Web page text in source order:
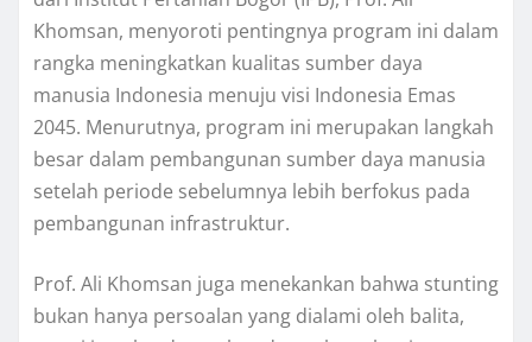
Khomsan, menyoroti pentingnya program ini dalam
rangka meningkatkan kualitas sumber daya
manusia Indonesia menuju visi Indonesia Emas
2045. Menurutnya, program ini merupakan langkah
besar dalam pembangunan sumber daya manusia
setelah periode sebelumnya lebih berfokus pada
pembangunan infrastruktur.
Prof. Ali Khomsan juga menekankan bahwa stunting
bukan hanya persoalan yang dialami oleh balita,